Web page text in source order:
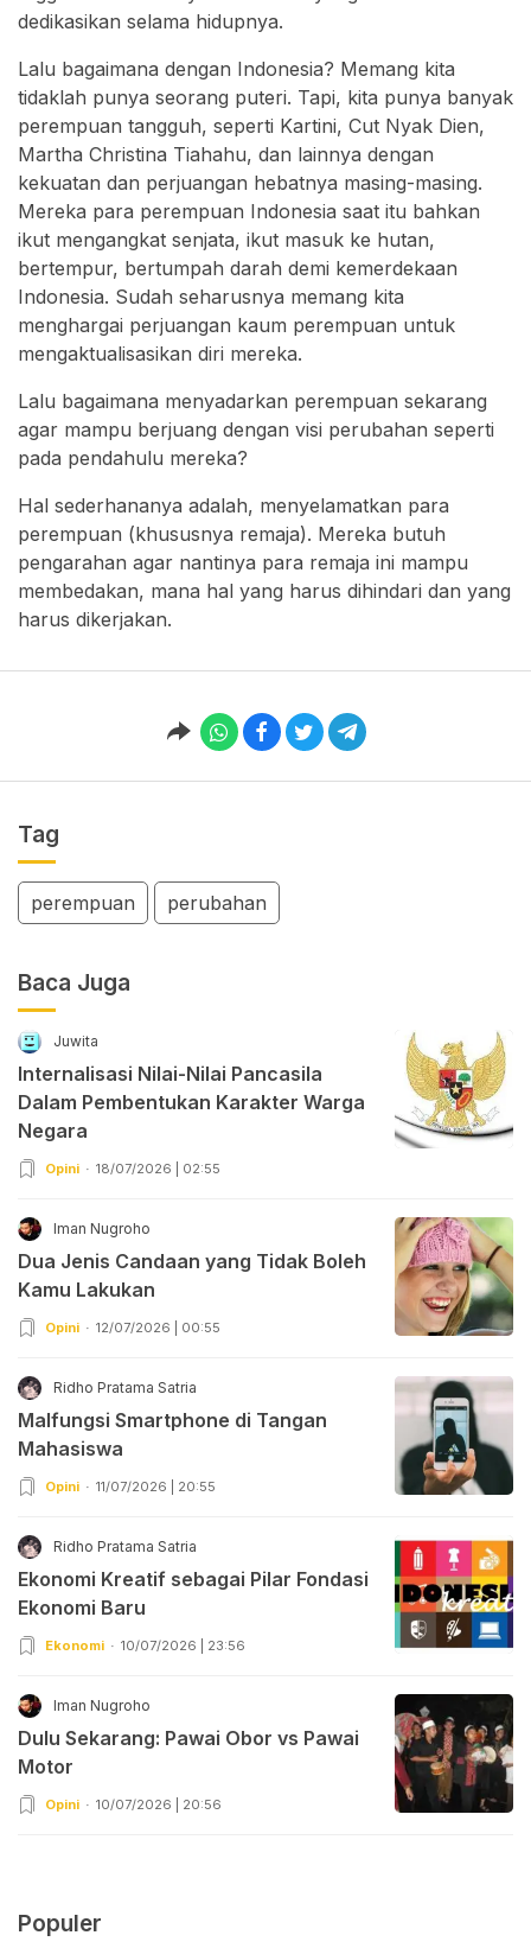
dedikasikan selama hidupnya.
Lalu bagaimana dengan Indonesia? Memang kita
tidaklah punya seorang puteri. Tapi, kita punya banyak
perempuan tangguh, seperti Kartini, Cut Nyak Dien,
Martha Christina Tiahahu, dan lainnya dengan
kekuatan dan perjuangan hebatnya masing-masing.
Mereka para perempuan Indonesia saat itu bahkan
ikut mengangkat senjata, ikut masuk ke hutan,
bertempur, bertumpah darah demi kemerdekaan
Indonesia. Sudah seharusnya memang kita
menghargai perjuangan kaum perempuan untuk
mengaktualisasikan diri mereka.
Lalu bagaimana menyadarkan perempuan sekarang
agar mampu berjuang dengan visi perubahan seperti
pada pendahulu mereka?
Hal sederhananya adalah, menyelamatkan para
perempuan (khususnya remaja). Mereka butuh
pengarahan agar nantinya para remaja ini mampu
membedakan, mana hal yang harus dihindari dan yang
harus dikerjakan.
Tag
perempuan perubahan
Baca Juga
Juwita
Internalisasi Nilai-Nilai Pancasila
Dalam Pembentukan Karakter Warga
Negara
Opini 18/07/2026 | 02:55
Iman Nugroho
Dua Jenis Candaan yang Tidak Boleh
Kamu Lakukan
Opini 12/07/2026 | 00:55
Ridho Pratama Satria
Malfungsi Smartphone di Tangan
Mahasiswa
Opini 11/07/2026 | 20:55
Ridho Pratama Satria
Ekonomi Kreatif sebagai Pilar Fondasi
Ekonomi Baru
Ekonomi 10/07/2026 | 23:56
Iman Nugroho
Dulu Sekarang: Pawai Obor vs Pawai
Motor
Opini 10/07/2026 | 20:56
Populer